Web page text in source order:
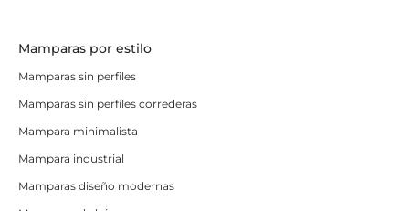
Mamparas por estilo
Mamparas sin perfiles
Mamparas sin perfiles correderas
Mampara minimalista
Mampara industrial
Mamparas diseño modernas